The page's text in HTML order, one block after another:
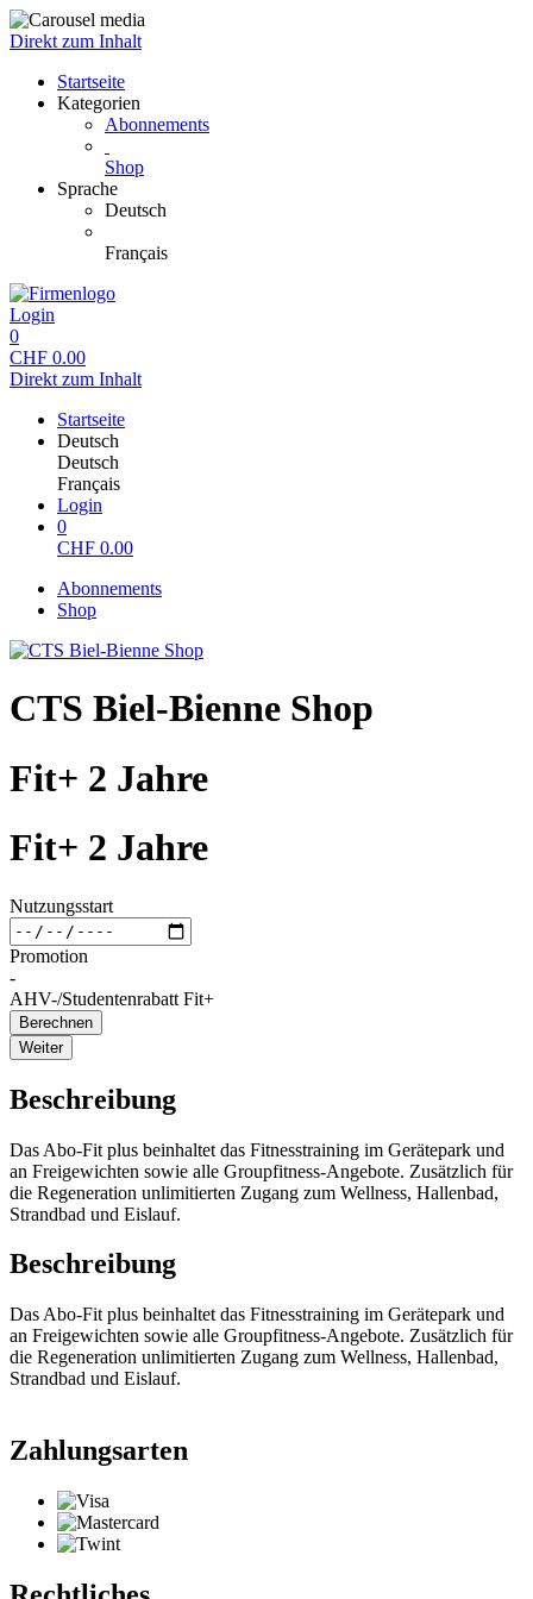
Direkt zum Inhalt
Startseite
Kategorien
Abonnements
Shop
Sprache
Deutsch
Français
Login
0
CHF 0.00
Direkt zum Inhalt
Startseite
Deutsch
Deutsch
Français
Login
0
CHF 0.00
Abonnements
Shop
CTS Biel-Bienne Shop
Fit+ 2 Jahre
Fit+ 2 Jahre
Nutzungsstart
Promotion
-
AHV-/Studentenrabatt Fit+
Berechnen
Weiter
Beschreibung
Das Abo-Fit plus beinhaltet das Fitnesstraining im Gerätepark und
an Freigewichten sowie alle Groupfitness-Angebote. Zusätzlich für
die Regeneration unlimitierten Zugang zum Wellness, Hallenbad,
Strandbad und Eislauf.
Beschreibung
Das Abo-Fit plus beinhaltet das Fitnesstraining im Gerätepark und
an Freigewichten sowie alle Groupfitness-Angebote. Zusätzlich für
die Regeneration unlimitierten Zugang zum Wellness, Hallenbad,
Strandbad und Eislauf.
Zahlungsarten